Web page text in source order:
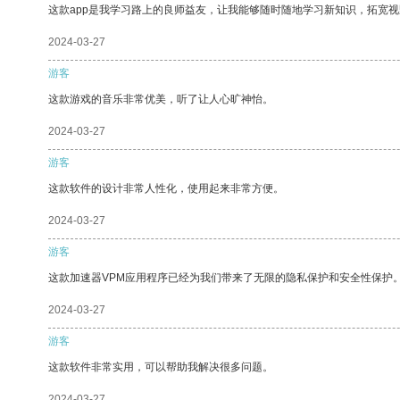
这款app是我学习路上的良师益友，让我能够随时随地学习新知识，拓宽
2024-03-27
游客
这款游戏的音乐非常优美，听了让人心旷神怡。
2024-03-27
游客
这款软件的设计非常人性化，使用起来非常方便。
2024-03-27
游客
这款加速器VPM应用程序已经为我们带来了无限的隐私保护和安全性保护
2024-03-27
游客
这款软件非常实用，可以帮助我解决很多问题。